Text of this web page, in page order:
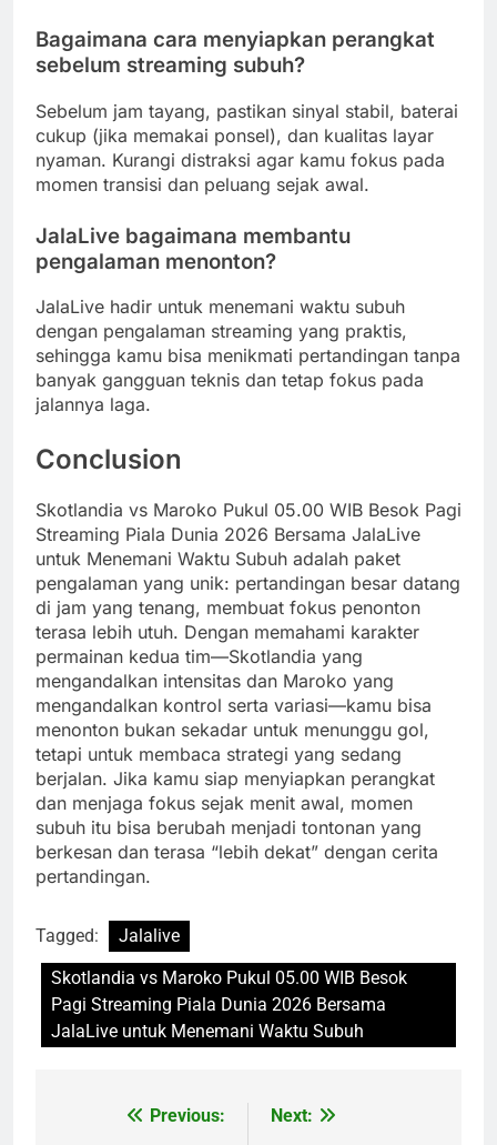
Bagaimana cara menyiapkan perangkat
sebelum streaming subuh?
Sebelum jam tayang, pastikan sinyal stabil, baterai
cukup (jika memakai ponsel), dan kualitas layar
nyaman. Kurangi distraksi agar kamu fokus pada
momen transisi dan peluang sejak awal.
JalaLive bagaimana membantu
pengalaman menonton?
JalaLive hadir untuk menemani waktu subuh
dengan pengalaman streaming yang praktis,
sehingga kamu bisa menikmati pertandingan tanpa
banyak gangguan teknis dan tetap fokus pada
jalannya laga.
Conclusion
Skotlandia vs Maroko Pukul 05.00 WIB Besok Pagi
Streaming Piala Dunia 2026 Bersama JalaLive
untuk Menemani Waktu Subuh adalah paket
pengalaman yang unik: pertandingan besar datang
di jam yang tenang, membuat fokus penonton
terasa lebih utuh. Dengan memahami karakter
permainan kedua tim—Skotlandia yang
mengandalkan intensitas dan Maroko yang
mengandalkan kontrol serta variasi—kamu bisa
menonton bukan sekadar untuk menunggu gol,
tetapi untuk membaca strategi yang sedang
berjalan. Jika kamu siap menyiapkan perangkat
dan menjaga fokus sejak menit awal, momen
subuh itu bisa berubah menjadi tontonan yang
berkesan dan terasa “lebih dekat” dengan cerita
pertandingan.
Tagged:
Jalalive
Skotlandia vs Maroko Pukul 05.00 WIB Besok
Pagi Streaming Piala Dunia 2026 Bersama
JalaLive untuk Menemani Waktu Subuh
Previous:
Next: